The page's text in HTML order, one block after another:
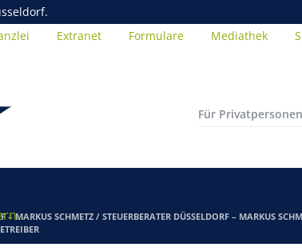
Extranet Formulare Mediathek
Für Privatpersonen
– MARKUS SCHMETZ / STEUERBERATER DÜSSELDORF – MARKUS